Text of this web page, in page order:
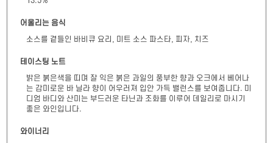
어울리는 음식
소스를 곁들인 바비큐 요리, 미트 소스 파스타, 피자, 치즈
테이스팅 노트
밝은 붉은색을 띠며 잘 익은 붉은 과일의 풍부한 향과 오크에서 베어나
는 감미로운 바 닐라 향이 어우러져 입안 가득 밸런스를 보여줍니다. 미
디엄 바디와 산미는 부드러운 타닌과 조화를 이루어 데일리로 마시기
좋은 와인입니다.
와이너리